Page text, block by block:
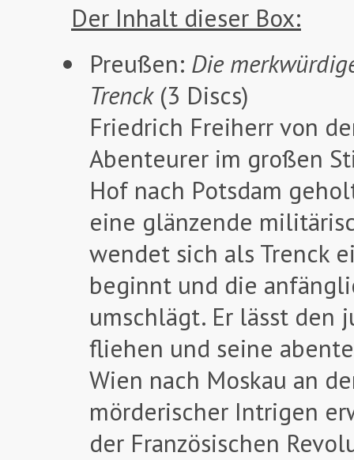
Der Inhalt dieser Box:
Preußen: Die
Trenck(3 Discs)
Friedrich Freiherr von
Abenteurer im großen
Hof nach Potsdam
eine glänzende
wendet sich als Trenck
beginnt und die
umschlägt. Er lässt den
fliehen und seine
Wien nach Moskau an
mörderischer Intrigen
der Französischen